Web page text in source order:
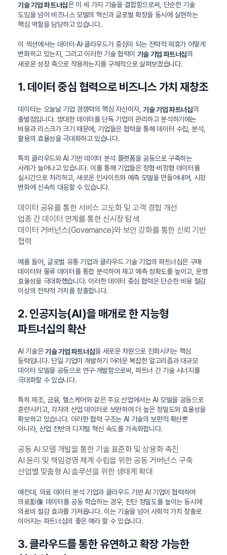
기술 기업 파트너십은 이 세 가지 기술을 결합함으로써, 단순한 기술
도입을 넘어 비즈니스 모델의 혁신과 글로벌 확장을 동시에 실현하는
핵심 역할을 담당하고 있습니다.
이 섹션에서는 데이터·AI·클라우드가 중심이 되는 전략적 제휴가 어떻게
변화하고 있는지, 그리고 이러한 기술 협력이 기술 기업 파트너십의
새로운 성장 축으로 작용하는지를 구체적으로 살펴보겠습니다.
1. 데이터 중심 협력으로 비즈니스 가치 재창조
데이터는 오늘날 기업 경쟁력의 핵심 자산이자,기술 기업 파트너십의
출발점입니다. 방대한 데이터를 단독 기업이 관리하고 분석하기에는
비용과 리스크가 크기 때문에, 기업들은 협력을 통해 데이터 수집, 분석,
활용의 효율성을 극대화하고 있습니다.
특히 클라우드와 AI 기반 데이터 분석 플랫폼을 공동으로 구축하는
사례가 늘어나고 있습니다. 이를 통해 기업들은 정형·비정형 데이터를
실시간으로 처리하고, 새로운 인사이트와 예측 모델을 만들어내며, 시장
변화에 신속히 대응할 수 있습니다.
데이터 공유를 통한 서비스 고도화 및 고객 경험 개선
업종 간 데이터 연계를 통한 신시장 탐색
데이터 거버넌스(Governance)와 보안 강화를 통한 신뢰 기반
협력
예를 들어, 글로벌 유통 기업과 클라우드 기술 기업의 파트너십은 구매
데이터와 물류 데이터를 통합 분석하여 재고 예측 정확도를 높이고, 운영
효율성을 극대화했습니다. 이러한 데이터 중심 협력은 단순한 비용 절감
이상의 전략적 가치를 창출합니다.
2. 인공지능(AI)을 매개로 한 지능형
파트너십의 확산
AI 기술은기술 기업 파트너십을 새로운 차원으로 진화시키는 핵심
동력입니다. 단일 기업이 개발하기 어려운 복잡한 알고리즘과 대규모
데이터 모델을 공동으로 연구·개발함으로써, 파트너 간 기술 시너지를
극대화할 수 있습니다.
특히 제조, 금융, 헬스케어와 같은 주요 산업에서는 AI 모델을 공동으로
훈련시키고, 각자의 산업 데이터로 보완하여 더 높은 정밀도와 효율성을
확보하고 있습니다. 이러한 협력 구조는 AI 기술의 보편적 확산뿐
아니라, 산업 전반의 디지털 혁신 속도를 가속화합니다.
공동 AI 모델 개발을 통한 기술 표준화 및 상용화 촉진
AI 윤리 및 책임경영 체계 수립을 위한 공동 거버넌스 구축
산업별 맞춤형 AI 솔루션을 위한 생태계 확대
예컨대, 의료 데이터 분석 기업과 클라우드 기반 AI 기업이 협력하여
의료影像 데이터를 공동 학습하는 경우, 진단 정밀도를 높이는 동시에
의료비 절감 효과를 가져옵니다. 이는 기술을 넘어 사회적 가치 창출로
이어지는 파트너십의 좋은 예라 할 수 있습니다.
3. 클라우드를 통한 유연하고 확장 가능한